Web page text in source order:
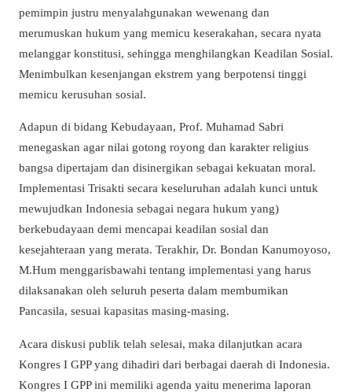
pemimpin justru menyalahgunakan wewenang dan
merumuskan hukum yang memicu keserakahan, secara nyata
melanggar konstitusi, sehingga menghilangkan Keadilan Sosial.
Menimbulkan kesenjangan ekstrem yang berpotensi tinggi
memicu kerusuhan sosial.
Adapun di bidang Kebudayaan, Prof. Muhamad Sabri
menegaskan agar nilai gotong royong dan karakter religius
bangsa dipertajam dan disinergikan sebagai kekuatan moral.
Implementasi Trisakti secara keseluruhan adalah kunci untuk
mewujudkan Indonesia sebagai negara hukum yang)
berkebudayaan demi mencapai keadilan sosial dan
kesejahteraan yang merata. Terakhir, Dr. Bondan Kanumoyoso,
M.Hum menggarisbawahi tentang implementasi yang harus
dilaksanakan oleh seluruh peserta dalam membumikan
Pancasila, sesuai kapasitas masing-masing.
Acara diskusi publik telah selesai, maka dilanjutkan acara
Kongres I GPP yang dihadiri dari berbagai daerah di Indonesia.
Kongres I GPP ini memiliki agenda yaitu menerima laporan